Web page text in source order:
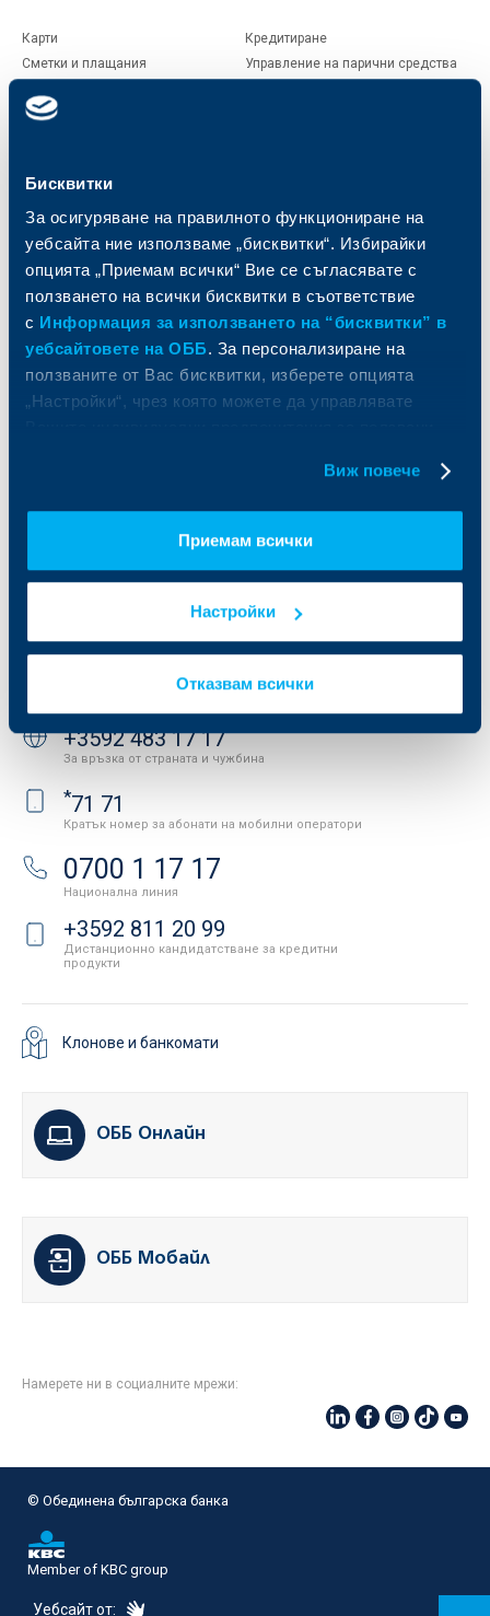
Бисквитки
За осигуряване на правилното функциониране на
уебсайта ние използваме „бисквитки“. Избирайки
опцията „Приемам всички“ Вие се съгласявате с
ползването на всички бисквитки в съответствие
с Информация за използването на “бисквитки” в
уебсайтовете на ОББ. За персонализиране на
ползваните от Вас бисквитки, изберете опцията
„Настройки“, чрез която можете да управлявате
Виж повече
Приемам всички
Настройки
Отказвам всички
Карти
Сметки и плащания
Спестявания и инвестиции
Актуализация на клиентски данни
Кредитиране
Управление на парични средства
Кредити за собственици на фирми
Финансови институции и суверени
За ОББ
Кои сме ние
За KBC Груп
Управление
Други документи
Новини
Контакти
ОББ Интерлийз
ОББ Пенсионно осигуряване
ОББ Асет мениджмънт
Защита на личните данни
Важни документи
Свържете се с нас
+3592 483 17 17
За връзка от страната и чужбина
*71 71
Кратък номер за абонати на мобилни оператори
0700 1 17 17
Национална линия
+3592 811 20 99
Дистанционно кандидатстване за кредитни
продукти
Клонове и банкомати
ОББ Онлайн
ОББ Мобайл
Намерете ни в социалните мрежи:
© Oбединена българска банка
Member of KBC group
Уебсайт от: eDesign